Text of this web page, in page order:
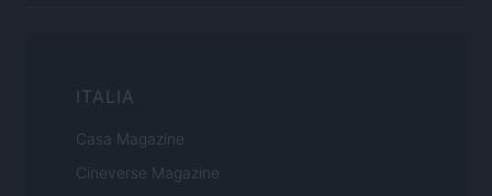
ITALIA
Casa Magazine
Cineverse Magazine